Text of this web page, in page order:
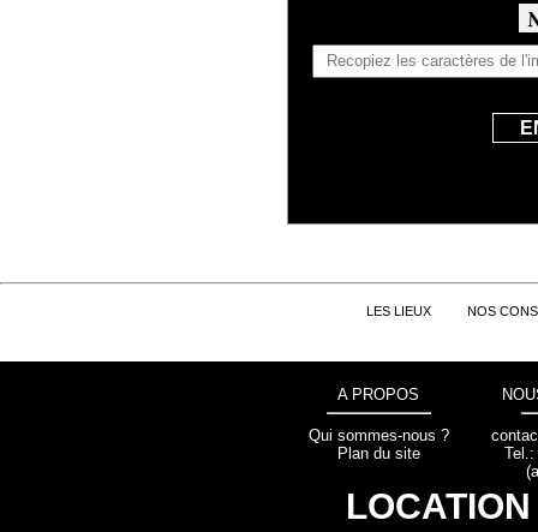
LES LIEUX NOS
A PROPOS
Qui sommes-nous ?
Plan du site
Tel.: